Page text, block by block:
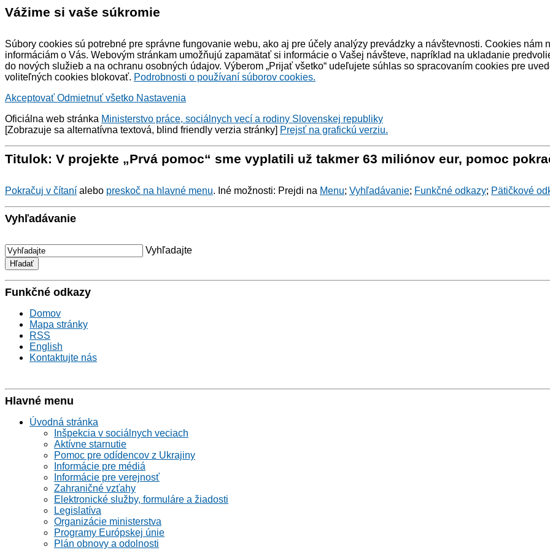
Vážime si vaše súkromie
Súbory cookies sú potrebné pre správne fungovanie webu, ako aj pre účely analýzy prevádzky a návštevnosti. Cookies
informáciám o Vás. Webovým stránkam umožňujú zapamätať si informácie o Vašej návšteve, napríklad na ukladanie
do nových služieb a na ochranu osobných údajov. Výberom „Prijať všetko“ udeľujete súhlas so spracovaním cookies pre
voliteľných cookies blokovať. Podrobnosti o používaní súborov cookies.
Akceptovať Odmietnuť všetko Nastavenia
Oficiálna web stránka Ministerstvo práce, sociálnych vecí a rodiny Slovenskej republiky
[Zobrazuje sa alternatívna textová, blind friendly verzia stránky] Prejsť na grafickú verziu.
Titulok: V projekte „Prvá pomoc“ sme vyplatili už takmer 63 miliónov eur, pomoc
Pokračuj v čítaní alebo preskoč na hlavné menu. Iné možnosti: Prejdi na Menu; Vyhľadávanie; Funkčné odkazy; Pätičkové
Vyhľadávanie
Vyhľadajte
Funkčné odkazy
Domov
Mapa stránky
RSS
English
Kontaktujte nás
Hlavné menu
Úvodná stránka
Inšpekcia v sociálnych veciach
Aktívne starnutie
Pomoc pre odídencov z Ukrajiny
Informácie pre médiá
Informácie pre verejnosť
Zahraničné vzťahy
Elektronické služby, formuláre a žiadosti
Legislatíva
Organizácie ministerstva
Programy Európskej únie
Plán obnovy a odolnosti